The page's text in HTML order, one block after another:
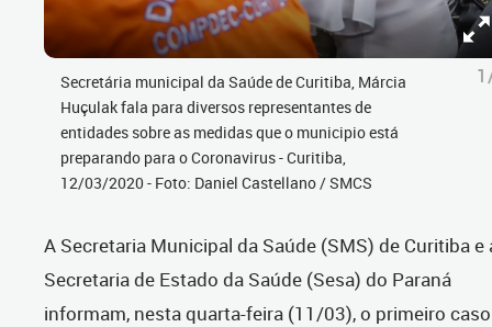
Secretária municipal da Saúde de Curitiba, Márcia
Huçulak fala para diversos representantes de
entidades sobre as medidas que o municipio está
preparando para o Coronavirus - Curitiba,
12/03/2020 - Foto: Daniel Castellano / SMCS
A Secretaria Municipal da Saúde (SMS) de Curitiba e
Secretaria de Estado da Saúde (Sesa) do Paraná
informam, nesta quarta-feira (11/03), o primeiro caso